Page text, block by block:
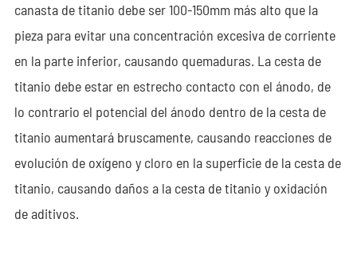
canasta de titanio debe ser 100-150mm más alto que la
pieza para evitar una concentración excesiva de corriente
en la parte inferior, causando quemaduras. La cesta de
titanio debe estar en estrecho contacto con el ánodo, de
lo contrario el potencial del ánodo dentro de la cesta de
titanio aumentará bruscamente, causando reacciones de
evolución de oxígeno y cloro en la superficie de la cesta de
titanio, causando daños a la cesta de titanio y oxidación
de aditivos.